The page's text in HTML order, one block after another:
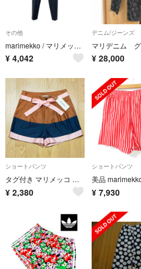
その他
marimekko / マリメッコ | ジャガード スラックス パンツ | 36 | ブラック | レディース
¥ 4,042
デニム/ジーンズ
¥ 28,000
ショートパンツ
タグ付き マリメッコ ショートパンツ XS 34 バイカラー 配色 薄手 子供
¥ 2,380
ショートパンツ
¥ 7,930